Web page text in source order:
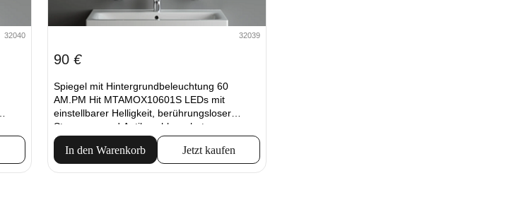
32040 32039
90 €
Spiegel mit Hintergrundbeleuchtung 60
AM.PM Hit MTAMOX10601S LEDs mit
einstellbarer Helligkeit, berührungsloser
Steuerung und Antibeschlagschutz.
In den Warenkorb Jetzt kaufen